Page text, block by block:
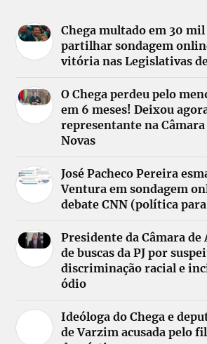
Chega multado em 30
partilhar sondagem
vitória nas Legislativas
O Chega perdeu pelo
em 6 meses! Deixou
representante na
Novas
José Pacheco Pereira
Ventura em sondagem
debate CNN (política
Presidente da Câmara
de buscas da PJ por
discriminação racial e
ódio
Ideóloga do Chega e
de Varzim acusada pelo